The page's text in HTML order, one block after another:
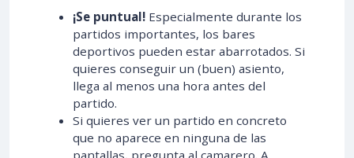
¡Se puntual! Especialmente durante los
partidos importantes, los bares
deportivos pueden estar abarrotados. Si
quieres conseguir un (buen) asiento,
llega al menos una hora antes del
partido.
Si quieres ver un partido en concreto
que no aparece en ninguna de las
pantallas, pregunta al camarero. A